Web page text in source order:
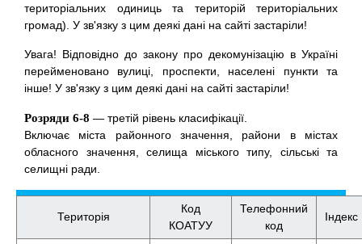
територіальних одиниць та територій територіальних
громад). У зв'язку з цим деякі дані на сайті застаріли!
Увага! Відповідно до закону про декомунізацію в Україні
перейменовано вулиці, проспекти, населені пункти та
інше! У зв'язку з цим деякі дані на сайті застаріли!
Розряди 6-8 — третій рівень класифікації.
Включає міста районного значення, райони в містах
обласного значення, селища міського типу, сільські та
селищні ради.
Територія
Код
КОАТУУ
Телефонний
код
Індекс